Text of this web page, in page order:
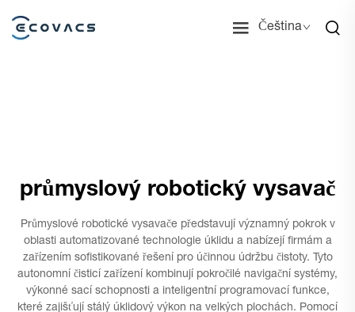
Čeština
průmyslový robotický vysavač
Průmyslové robotické vysavače představují významný pokrok v
oblasti automatizované technologie úklidu a nabízejí firmám a
zařízením sofistikované řešení pro účinnou údržbu čistoty. Tyto
autonomní čisticí zařízení kombinují pokročilé navigační systémy,
výkonné sací schopnosti a inteligentní programovací funkce,
které zajišťují stálý úklidový výkon na velkých plochách. Pomocí